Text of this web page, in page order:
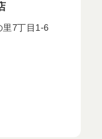
里7丁目1-6